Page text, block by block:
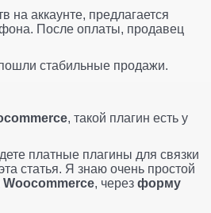
на аккаунте, предлагается
После оплаты, продавец
стабильные продажи.
, такой плагин есть у
платные плагины для связки
статья. Я знаю очень простой
Woocommerce, через форму